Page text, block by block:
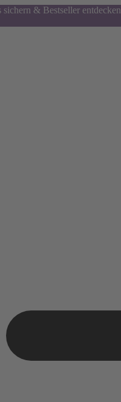
& Bestseller entdecken